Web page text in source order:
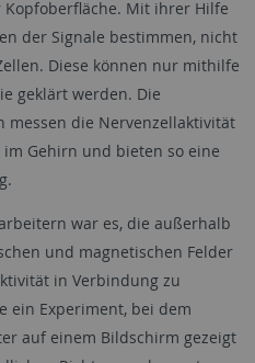
Mit ihrer Hilfe
der Signale bestimmen, nicht
Diese können nur mithilfe
geklärt werden. Die
die Nervenzellaktivität
Gehirn und bieten so eine
war es, die außerhalb
und magnetischen Felder
in Verbindung zu
ein Experiment, bei dem
auf einem Bildschirm gezeigt